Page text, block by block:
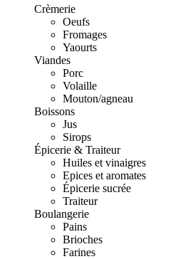
Crèmerie
Oeufs
Fromages
Yaourts
Viandes
Porc
Volaille
Mouton/agneau
Boissons
Jus
Sirops
Épicerie & Traiteur
Huiles et vinaigres
Epices et aromates
Épicerie sucrée
Traiteur
Boulangerie
Pains
Brioches
Farines